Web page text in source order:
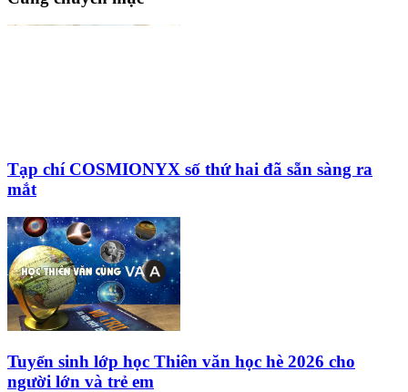
Tạp chí COSMIONYX số thứ hai đã sẵn sàng ra
mắt
Tuyển sinh lớp học Thiên văn học hè 2026 cho
người lớn và trẻ em